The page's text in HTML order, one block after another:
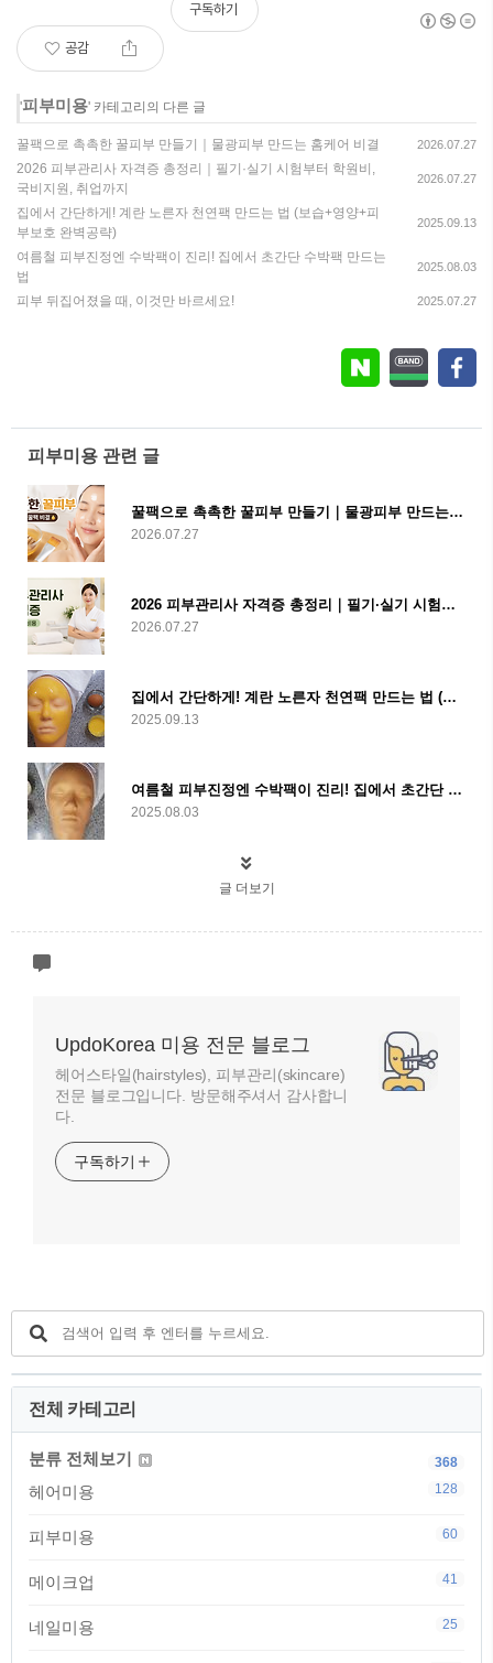
공감
구독하기
'피부미용' 카테고리의 다른 글
꿀팩으로 촉촉한 꿀피부 만들기｜물광피부 만드는 홈케어 비결 2026.07.27
2026 피부관리사 자격증 총정리｜필기·실기 시험부터 학원비,
국비지원, 취업까지
2026.07.27
집에서 간단하게! 계란 노른자 천연팩 만드는 법 (보습+영양+피
부보호 완벽공략)
2025.09.13
여름철 피부진정엔 수박팩이 진리! 집에서 초간단 수박팩 만드는
법
2025.08.03
피부 뒤집어졌을 때, 이것만 바르세요! 2025.07.27
피부미용 관련 글
꿀팩으로 촉촉한 꿀피부 만들기｜물광피부 만드는 홈케어 비결
2026.07.27
2026 피부관리사 자격증 총정리｜필기·실기 시험부터 학원비, 국비지원, 취업까지
2026.07.27
집에서 간단하게! 계란 노른자 천연팩 만드는 법 (보습+영양+피부보호 완벽공략)
2025.09.13
여름철 피부진정엔 수박팩이 진리! 집에서 초간단 수박팩 만드는 법
2025.08.03
글 더보기
UpdoKorea 미용 전문 블로그
헤어스타일(hairstyles), 피부관리(skincare)
전문 블로그입니다. 방문해주셔서 감사합니
다.
구독하기
전체 카테고리
분류 전체보기 368
헤어미용 128
피부미용 60
메이크업 41
네일미용 25